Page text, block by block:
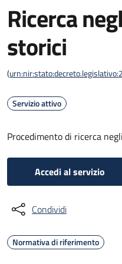
Ricerca
storici
(
Servizio attivo
Procedimento di ricerca
Accedi al servizio
Condividi
Normativa di riferimento